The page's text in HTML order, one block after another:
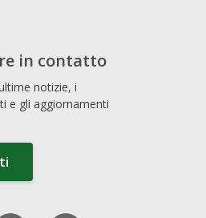
in contatto
notizie, i
e gli aggiornamenti